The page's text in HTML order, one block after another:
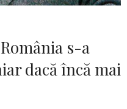
s-a
dacă încă mai